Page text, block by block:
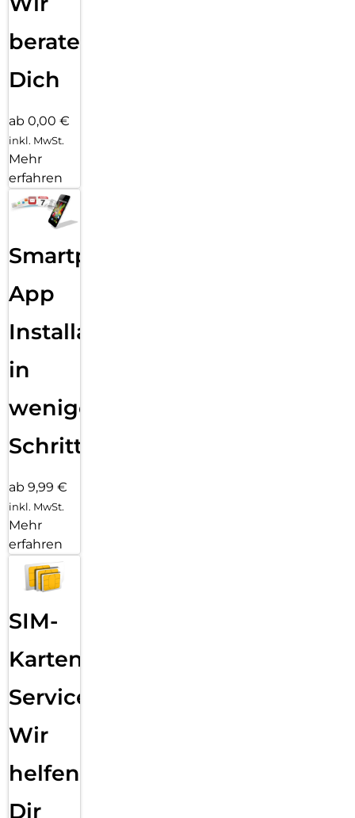
beraten
Dich
ab 0,00 €
inkl. MwSt.
Mehr
erfahren
Smartphone
App
Installation
in
wenigen
Schritten
ab 9,99 €
inkl. MwSt.
Mehr
erfahren
SIM-
Karten
Service:
Wir
helfen
Dir